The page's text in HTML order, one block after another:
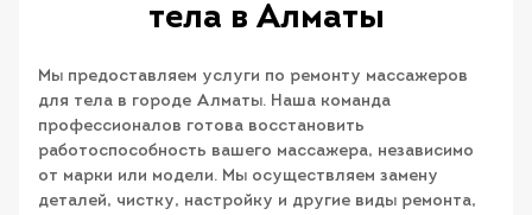
тела в Алматы
Мы предоставляем услуги по ремонту массажеров
для тела в городе Алматы. Наша команда
профессионалов готова восстановить
работоспособность вашего массажера, независимо
от марки или модели. Мы осуществляем замену
деталей, чистку, настройку и другие виды ремонта,